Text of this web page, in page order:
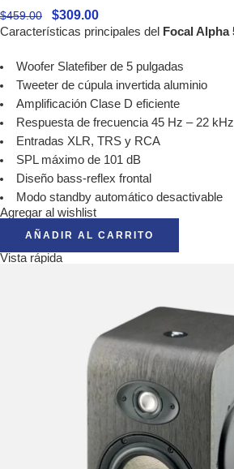
$459.00 $309.00
Características principales del Focal Alpha
Woofer Slatefiber de 5 pulgadas
Tweeter de cúpula invertida aluminio
Amplificación Clase D eficiente
Respuesta de frecuencia 45 Hz – 22 kHz
Entradas XLR, TRS y RCA
SPL máximo de 101 dB
Diseño bass-reflex frontal
Modo standby automático desactivable
Agregar al wishlist
AÑADIR AL CARRITO
Vista rápida